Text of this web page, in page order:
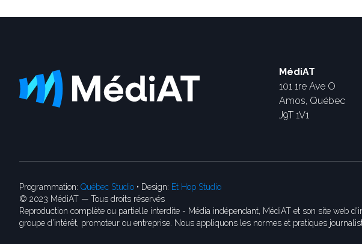
MédiAT
101 1re Ave O
Amos, Québec
J9T 1V1
Programmation: Québec Studio • Design: Et Hop Studio
© 2023 MédiAT — Tous droits réservés
Reproduction complète ou partielle interdite - Média indépendant, MédiAT et son site web
groupe d’intérêt, promoteur ou entreprise. Nous appliquons les normes et pratiques